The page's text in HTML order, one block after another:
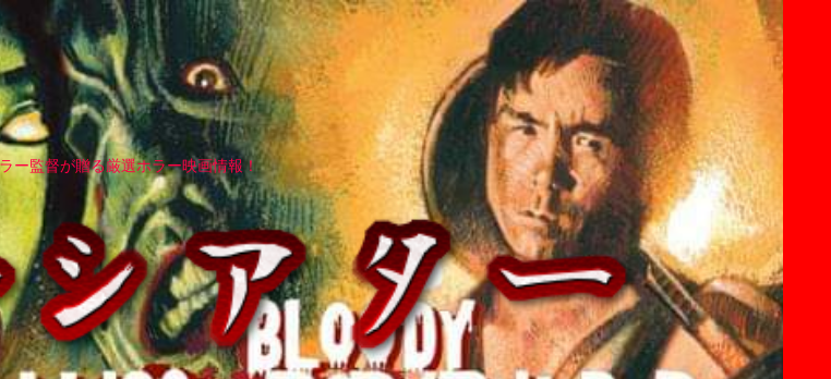
ー監督が贈る厳選ホラー映画情報！